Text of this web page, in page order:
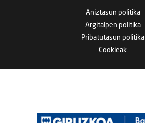
Aniztasun politika
Argitalpen politika
Pribatutasun politika
Cookieak